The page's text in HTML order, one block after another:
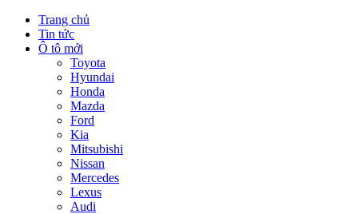
Trang chủ
Tin tức
Ô tô mới
Toyota
Hyundai
Honda
Mazda
Ford
Kia
Mitsubishi
Nissan
Mercedes
Lexus
Audi